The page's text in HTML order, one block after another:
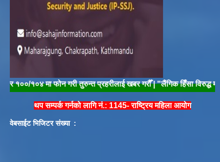
मा फोन गरी तुरुन्त प्रहरीलाई खबर गरौँ | "लैंगिक हिँसा विरुद्ध मौनता
थप सम्पर्क गर्नको लागि नं.: 1145- राष्ट्रिय महिला आयोग
वेबसाईट भिजिटर संख्या :